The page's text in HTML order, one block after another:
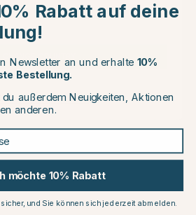
Schwarz Schwarz
CHANGE COUNTRY
to equinest.de
Rabatt auf deine
Newsletter an und erhalte 10%
Bestellung.
außerdem Neuigkeiten, Aktionen
anderen.
möchte 10% Rabatt
und Sie können sich jederzeit abmelden.